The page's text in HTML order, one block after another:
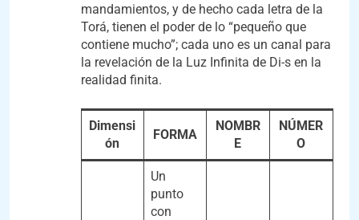
mandamientos, y de hecho cada letra de la
Torá, tienen el poder de lo “pequeño que
contiene mucho”; cada uno es un canal para
la revelación de la Luz Infinita de Di-s en la
realidad finita.
Dimensi
ón
FORMA
NOMBR
E
NÚMER
O
Un
punto
con